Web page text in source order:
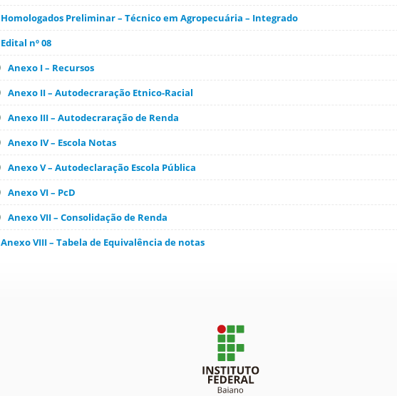
Homologados Preliminar – Técnico em Agropecuária – Integrado
Edital nº 08
Anexo I – Recursos
Anexo II – Autodecraração Etnico-Racial
Anexo III – Autodecraração de Renda
Anexo IV – Escola Notas
Anexo V – Autodeclaração Escola Pública
Anexo VI – PcD
Anexo VII – Consolidação de Renda
Anexo VIII – Tabela de Equivalência de notas